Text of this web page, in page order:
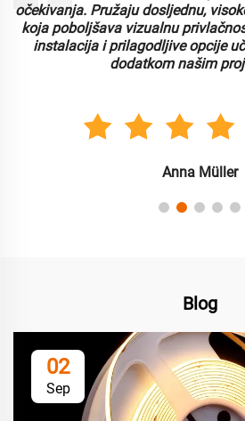
očekivanja. Pružaju dosljednu,
koja poboljšava vizualnu
instalacija i prilagodljive opcije
dodatkom našim
Anna Müller
Blog
02
Sep